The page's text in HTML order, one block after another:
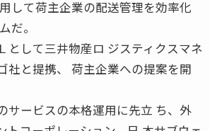
して荷主企業の配送管理を効率化
だ。
として三井物産ロ ジスティクスマネ
社と提携、 荷主企業への提案を開
サービスの本格運用に先立 ち、外